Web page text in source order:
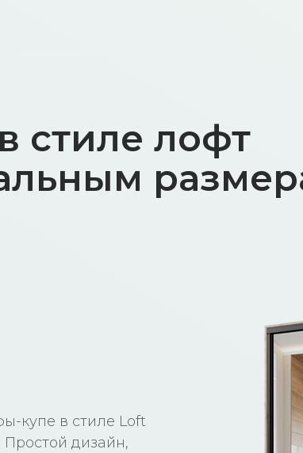
стиле лофт
купе в стиле Loft
Простой дизайн,